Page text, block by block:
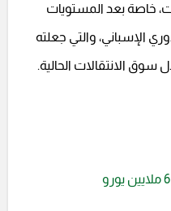
خاصة بعد المستويات
الإسباني، والتي جعلته
سوق الانتقالات الحالية.